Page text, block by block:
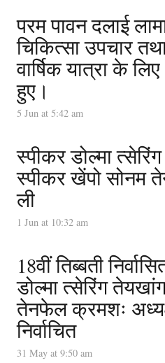
परम पावन दलाई
चिकित्सा उपचार
वार्षिक यात्रा के
हुए।
5 Jun at 5:42 am
स्पीकर डोल्मा
स्पीकर खेंपो
ली
1 Jun at 10:32 am
18वीं तिब्बती
डोल्मा त्सेरिंग
तेनफेल क्रमशः
निर्वाचित
31 May at 9:50 am